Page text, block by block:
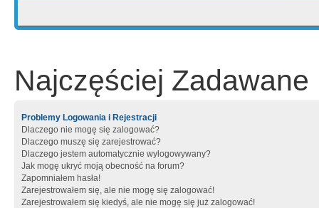
Najczęściej Zadawane
Problemy Logowania i Rejestracji
Dlaczego nie mogę się zalogować?
Dlaczego muszę się zarejestrować?
Dlaczego jestem automatycznie wylogowywany?
Jak mogę ukryć moją obecność na forum?
Zapomniałem hasła!
Zarejestrowałem się, ale nie mogę się zalogować!
Zarejestrowałem się kiedyś, ale nie mogę się już zalogować!